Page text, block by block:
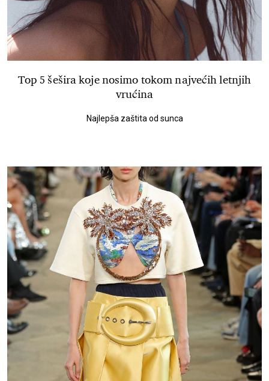
Top 5 šešira koje nosimo tokom najvećih letnjih
vrućina
Najlepša zaštita od sunca